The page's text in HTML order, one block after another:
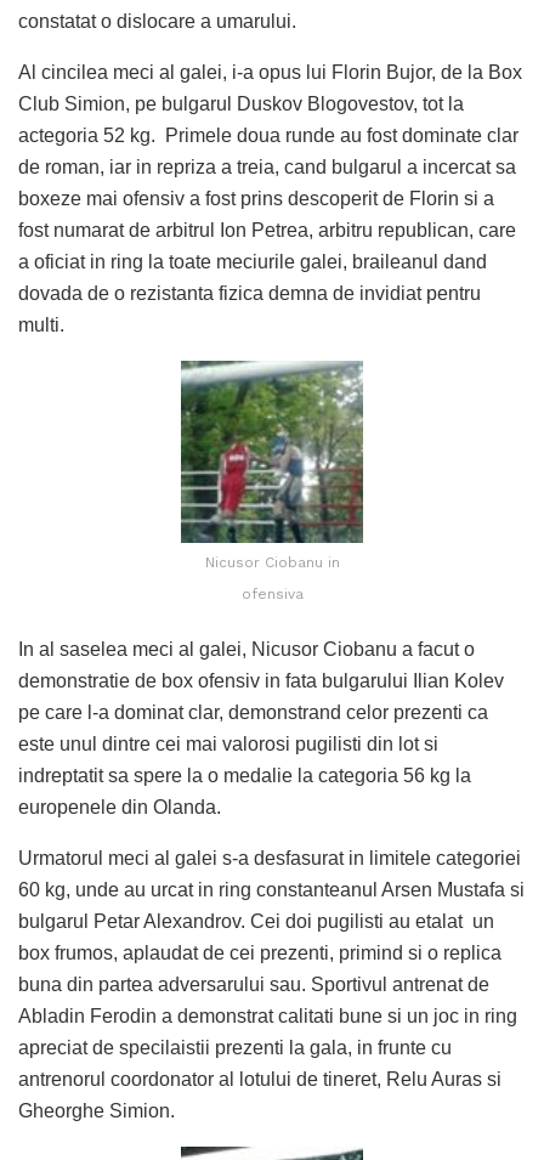
constatat o dislocare a umarului.
Al cincilea meci al galei, i-a opus lui Florin Bujor, de la Box
Club Simion, pe bulgarul Duskov Blogovestov, tot la
actegoria 52 kg. Primele doua runde au fost dominate clar
de roman, iar in repriza a treia, cand bulgarul a incercat sa
boxeze mai ofensiv a fost prins descoperit de Florin si a
fost numarat de arbitrul Ion Petrea, arbitru republican, care
a oficiat in ring la toate meciurile galei, braileanul dand
dovada de o rezistanta fizica demna de invidiat pentru
multi.
Nicusor Ciobanu in
ofensiva
In al saselea meci al galei, Nicusor Ciobanu a facut o
demonstratie de box ofensiv in fata bulgarului Ilian Kolev
pe care l-a dominat clar, demonstrand celor prezenti ca
este unul dintre cei mai valorosi pugilisti din lot si
indreptatit sa spere la o medalie la categoria 56 kg la
europenele din Olanda.
Urmatorul meci al galei s-a desfasurat in limitele categoriei
60 kg, unde au urcat in ring constanteanul Arsen Mustafa si
bulgarul Petar Alexandrov. Cei doi pugilisti au etalat un
box frumos, aplaudat de cei prezenti, primind si o replica
buna din partea adversarului sau. Sportivul antrenat de
Abladin Ferodin a demonstrat calitati bune si un joc in ring
apreciat de specilaistii prezenti la gala, in frunte cu
antrenorul coordonator al lotului de tineret, Relu Auras si
Gheorghe Simion.